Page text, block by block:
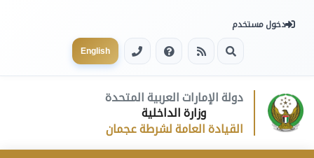
دخول مستخدم
English
دولة الإمارات العربية المتحدة
وزارة الداخلية
القيادة العامة لشرطة عجمان